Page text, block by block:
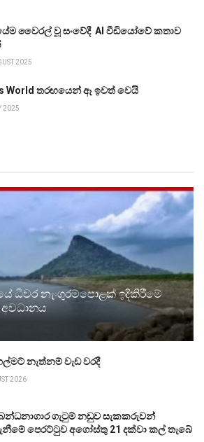
වෛරල් වූ සංවේදී AI වීඩියෝවේ කතාව
2025
World තරඟයෙන් ඈ ඉවත් වෙයි
2025
ධීවර නැංගුරම්පොළක් ඉදිකිරීමේ
නැත්නම් වැඩ වරදී
2026
ගැටුම් නඩුව සැකකරුවන්
පෙරට්ටුව අගෝස්තු 21 දක්වා කල් තැබේ